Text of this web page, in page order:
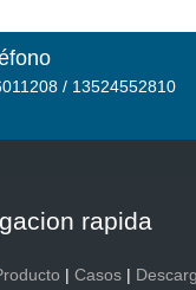
/ 13524552810
rapida
| Casos |